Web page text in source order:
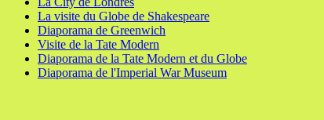
La visite du Globe de Shakespeare
Diaporama de Greenwich
Visite de la Tate Modern
Diaporama de la Tate Modern et du Globe
Diaporama de l'Imperial War Museum